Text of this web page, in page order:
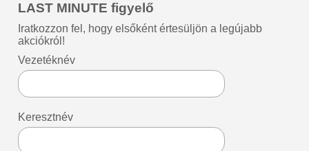
LAST MINUTE figyelő
Iratkozzon fel, hogy elsőként értesüljön a legújabb
akciókról!
Vezetéknév
Keresztnév